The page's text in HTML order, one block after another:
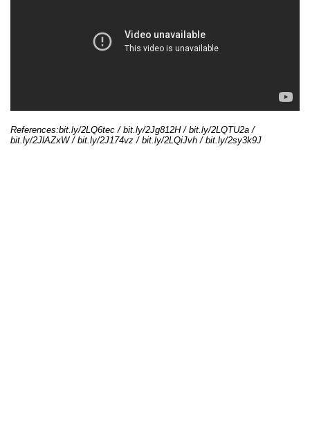
References:bit.ly/2LQ6tec / bit.ly/2Jg812H / bit.ly/2LQTU2a /
bit.ly/2JlAZxW / bit.ly/2J174vz / bit.ly/2LQiJvh / bit.ly/2sy3k9J